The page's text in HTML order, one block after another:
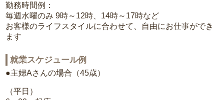
勤務時間例：
毎週水曜のみ 9時～12時、14時～17時など
お客様のライフスタイルに合わせて、自由にお仕事ができ
ます
就業スケジュール例
●主婦Aさんの場合（45歳）
（平日）